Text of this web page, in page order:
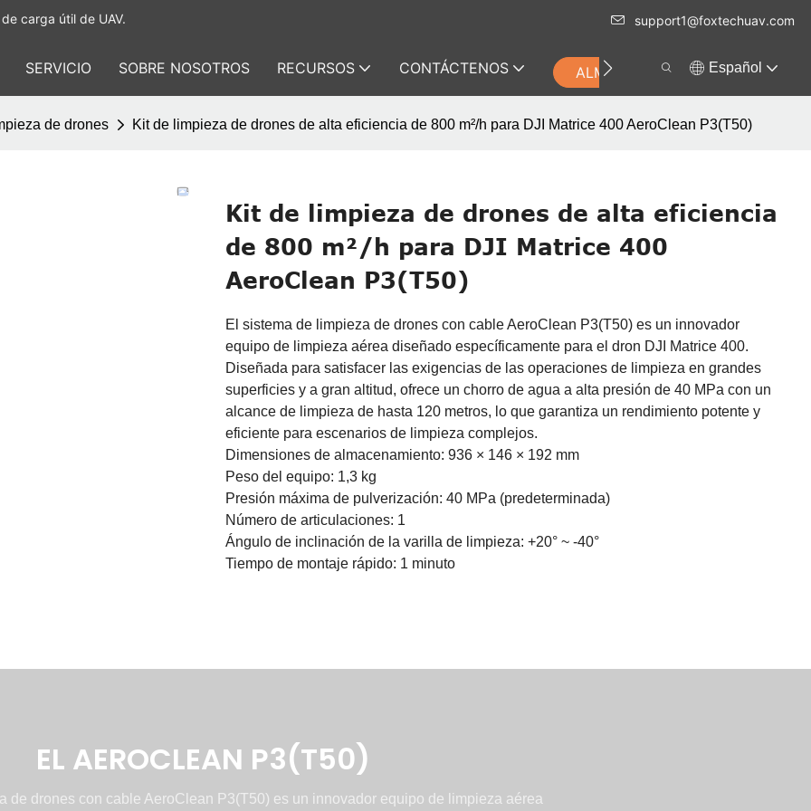
carga útil de UAV. support1@foxtechuav.com
SERVICIO SOBRE NOSOTROS RECURSOS CONTÁCTENOS ALMACENAR Español
de drones Kit de limpieza de drones de alta eficiencia de 800 m²/h para DJI Matrice 400 AeroClean P3(T50)
Kit de limpieza de drones de alta eficiencia
de 800 m²/h para DJI Matrice 400
AeroClean P3(T50)
El sistema de limpieza de drones con cable AeroClean P3(T50) es un innovador
equipo de limpieza aérea diseñado específicamente para el dron DJI Matrice 400.
Diseñada para satisfacer las exigencias de las operaciones de limpieza en grandes
superficies y a gran altitud, ofrece un chorro de agua a alta presión de 40 MPa con un
alcance de limpieza de hasta 120 metros, lo que garantiza un rendimiento potente y
eficiente para escenarios de limpieza complejos.
Dimensiones de almacenamiento: 936 × 146 × 192 mm
Peso del equipo: 1,3 kg
Presión máxima de pulverización: 40 MPa (predeterminada)
Número de articulaciones: 1
Ángulo de inclinación de la varilla de limpieza: +20° ~ -40°
Tiempo de montaje rápido: 1 minuto
EL AEROCLEAN P3(T50)
de drones con cable AeroClean P3(T50) es un innovador equipo de limpieza aérea